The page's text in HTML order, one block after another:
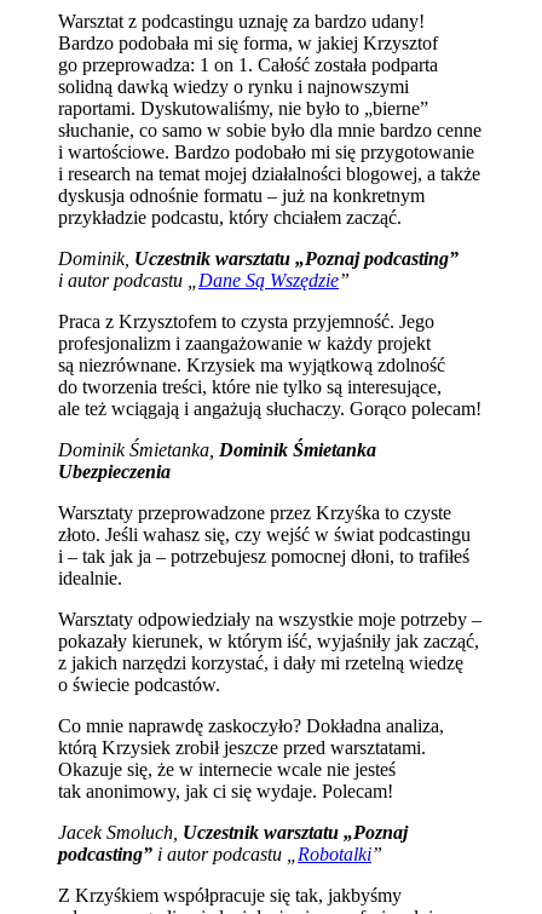
Warsztat z podcastingu uznaję za bardzo udany!
Bardzo podobała mi się forma, w jakiej Krzysztof
go przeprowadza: 1 on 1. Całość została podparta
solidną dawką wiedzy o rynku i najnowszymi
raportami. Dyskutowaliśmy, nie było to „bierne”
słuchanie, co samo w sobie było dla mnie bardzo cenne
i wartościowe. Bardzo podobało mi się przygotowanie
i research na temat mojej działalności blogowej, a także
dyskusja odnośnie formatu – już na konkretnym
przykładzie podcastu, który chciałem zacząć.
Dominik, Uczestnik warsztatu „Poznaj podcasting”
i autor podcastu „ Dane Są Wszędzie”
Praca z Krzysztofem to czysta przyjemność. Jego
profesjonalizm i zaangażowanie w każdy projekt
są niezrównane. Krzysiek ma wyjątkową zdolność
do tworzenia treści, które nie tylko są interesujące,
ale też wciągają i angażują słuchaczy. Gorąco polecam!
Dominik Śmietanka, Dominik Śmietanka
Ubezpieczenia
Warsztaty przeprowadzone przez Krzyśka to czyste
złoto. Jeśli wahasz się, czy wejść w świat podcastingu
i – tak jak ja – potrzebujesz pomocnej dłoni, to trafiłeś
idealnie.
Warsztaty odpowiedziały na wszystkie moje potrzeby –
pokazały kierunek, w którym iść, wyjaśniły jak zacząć,
z jakich narzędzi korzystać, i dały mi rzetelną wiedzę
o świecie podcastów.
Co mnie naprawdę zaskoczyło? Dokładna analiza,
którą Krzysiek zrobił jeszcze przed warsztatami.
Okazuje się, że w internecie wcale nie jesteś
tak anonimowy, jak ci się wydaje. Polecam!
Jacek Smoluch, Uczestnik warsztatu „Poznaj
podcasting” i autor podcastu „ Robotalki”
Z Krzyśkiem współpracuje się tak, jakbyśmy